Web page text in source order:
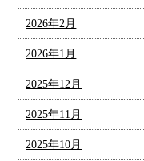
2026年2月
2026年1月
2025年12月
2025年11月
2025年10月